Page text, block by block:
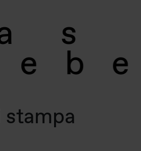
s
e b e